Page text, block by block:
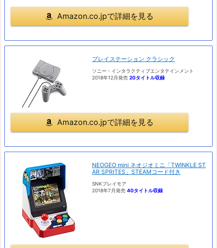
Amazon.co.jpで詳細を見る
プレイステーション クラシック
ソニー・インタラクティブエンタテインメント
2018年12月発売 20タイトル収録
Amazon.co.jpで詳細を見る
NEOGEO mini ネオジオミニ「TWINKLE ST
AR SPRITES」STEAMコード付き
SNKプレイモア
2018年7月発売 40タイトル収録